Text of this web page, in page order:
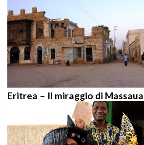
Eritrea – Il miraggio di Massaua